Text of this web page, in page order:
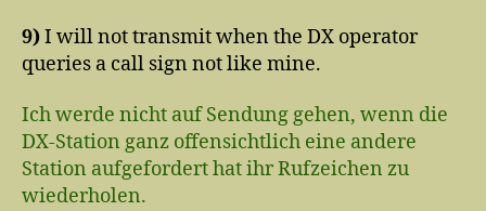
9)I will not transmit when the DX operator
queries a call sign not like mine.
Ich werde nicht auf Sendung gehen, wenn die
DX-Station ganz offensichtlich eine andere
Station aufgefordert hat ihr Rufzeichen zu
wiederholen.